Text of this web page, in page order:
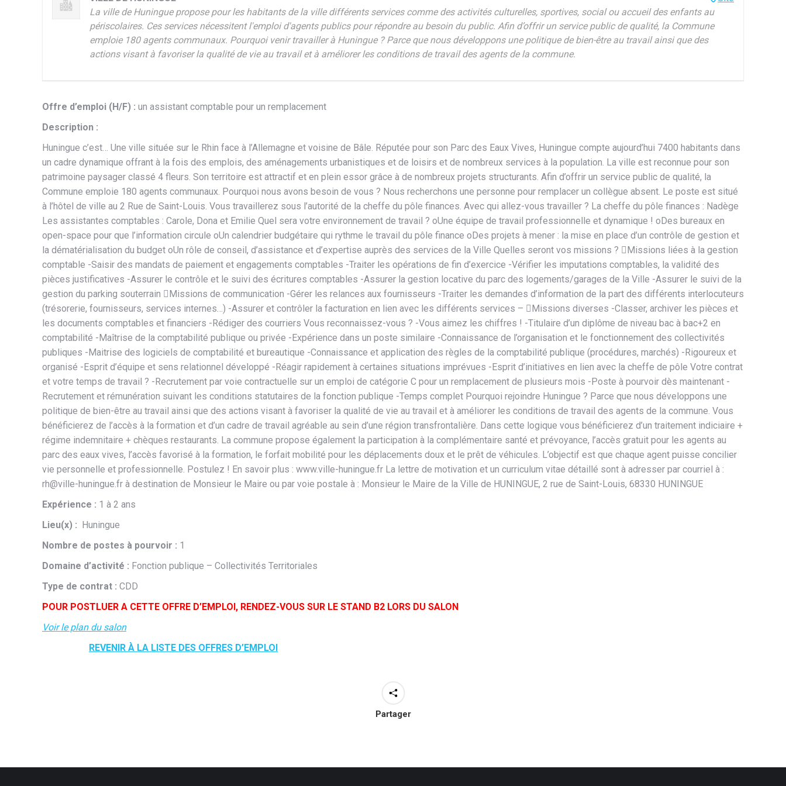
La ville de Huningue propose pour les habitants de la ville différents services comme des activités culturelles, sportives, social ou accueil des enfants au
périscolaires. Ces services nécessitent l'emploi d'agents publics pour répondre au besoin du public. Afin d’offrir un service public de qualité, la Commune
emploie 180 agents communaux. Pourquoi venir travailler à Huningue ? Parce que nous développons une politique de bien-être au travail ainsi que des
actions visant à favoriser la qualité de vie au travail et à améliorer les conditions de travail des agents de la commune.
Offre d’emploi (H/F) : un assistant comptable pour un remplacement
Description :
Huningue c’est… Une ville située sur le Rhin face à l’Allemagne et voisine de Bâle. Réputée pour son Parc des Eaux Vives, Huningue compte aujourd’hui 7400 habitants dans
un cadre dynamique offrant à la fois des emplois, des aménagements urbanistiques et de loisirs et de nombreux services à la population. La ville est reconnue pour son
patrimoine paysager classé 4 fleurs. Son territoire est attractif et en plein essor grâce à de nombreux projets structurants. Afin d’offrir un service public de qualité, la
Commune emploie 180 agents communaux. Pourquoi nous avons besoin de vous ? Nous recherchons une personne pour remplacer un collègue absent. Le poste est situé
à l’hôtel de ville au 2 Rue de Saint-Louis. Vous travaillerez sous l’autorité de la cheffe du pôle finances. Avec qui allez-vous travailler ? La cheffe du pôle finances : Nadège
Les assistantes comptables : Carole, Dona et Emilie Quel sera votre environnement de travail ? oUne équipe de travail professionnelle et dynamique ! oDes bureaux en
open-space pour que l’information circule oUn calendrier budgétaire qui rythme le travail du pôle finance oDes projets à mener : la mise en place d’un contrôle de gestion et
la dématérialisation du budget oUn rôle de conseil, d’assistance et d’expertise auprès des services de la Ville Quelles seront vos missions ? Missions liées à la gestion
comptable -Saisir des mandats de paiement et engagements comptables -Traiter les opérations de fin d’exercice -Vérifier les imputations comptables, la validité des
pièces justificatives -Assurer le contrôle et le suivi des écritures comptables -Assurer la gestion locative du parc des logements/garages de la Ville -Assurer le suivi de la
gestion du parking souterrain Missions de communication -Gérer les relances aux fournisseurs -Traiter les demandes d’information de la part des différents interlocuteurs
(trésorerie, fournisseurs, services internes…) -Assurer et contrôler la facturation en lien avec les différents services – Missions diverses -Classer, archiver les pièces et
les documents comptables et financiers -Rédiger des courriers Vous reconnaissez-vous ? -Vous aimez les chiffres ! -Titulaire d’un diplôme de niveau bac à bac+2 en
comptabilité -Maîtrise de la comptabilité publique ou privée -Expérience dans un poste similaire -Connaissance de l’organisation et le fonctionnement des collectivités
publiques -Maitrise des logiciels de comptabilité et bureautique -Connaissance et application des règles de la comptabilité publique (procédures, marchés) -Rigoureux et
organisé -Esprit d’équipe et sens relationnel développé -Réagir rapidement à certaines situations imprévues -Esprit d’initiatives en lien avec la cheffe de pôle Votre contrat
et votre temps de travail ? -Recrutement par voie contractuelle sur un emploi de catégorie C pour un remplacement de plusieurs mois -Poste à pourvoir dès maintenant -
Recrutement et rémunération suivant les conditions statutaires de la fonction publique -Temps complet Pourquoi rejoindre Huningue ? Parce que nous développons une
politique de bien-être au travail ainsi que des actions visant à favoriser la qualité de vie au travail et à améliorer les conditions de travail des agents de la commune. Vous
bénéficierez de l’accès à la formation et d’un cadre de travail agréable au sein d’une région transfrontalière. Dans cette logique vous bénéficierez d’un traitement indiciaire +
régime indemnitaire + chèques restaurants. La commune propose également la participation à la complémentaire santé et prévoyance, l’accès gratuit pour les agents au
parc des eaux vives, l’accès favorisé à la formation, le forfait mobilité pour les déplacements doux et le prêt de véhicules. L’objectif est que chaque agent puisse concilier
vie personnelle et professionnelle. Postulez ! En savoir plus : www.ville-huningue.fr La lettre de motivation et un curriculum vitae détaillé sont à adresser par courriel à :
rh@ville-huningue.fr à destination de Monsieur le Maire ou par voie postale à : Monsieur le Maire de la Ville de HUNINGUE, 2 rue de Saint-Louis, 68330 HUNINGUE
Expérience : 1 à 2 ans
Lieu(x) : Huningue
Nombre de postes à pourvoir : 1
Domaine d’activité : Fonction publique – Collectivités Territoriales
Type de contrat : CDD
POUR POSTLUER A CETTE OFFRE D’EMPLOI, RENDEZ-VOUS SUR LE STAND B2 LORS DU SALON
Voir le plan du salon
REVENIR À LA LISTE DES OFFRES D’EMPLOI
Partager